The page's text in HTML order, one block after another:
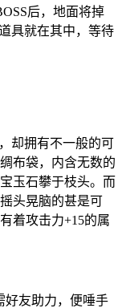
后，地面将掉
具就在其中，等待
却拥有不一般的可
布袋，内含无数的
玉石攀于枝头。而
头晃脑的甚是可
着攻击力+15的属
好友助力，便唾手